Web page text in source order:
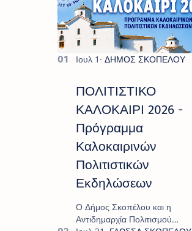
ΠΟΛΙΤΙΣΤΙΚΟ
ΚΑΛΟΚΑΙΡΙ 2026 -
Πρόγραμμα
Καλοκαιρινών
Πολιτιστικών
Εκδηλώσεων
Ο Δήμος Σκοπέλου και η
Αντιδημαρχία Πολιτισμού